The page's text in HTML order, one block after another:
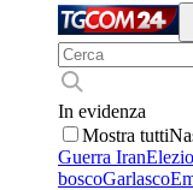
In evidenza
Mostra tutti
Guerra Iran
boscoGarlasco